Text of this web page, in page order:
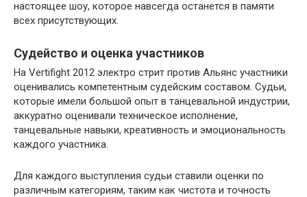
настоящее шоу, которое навсегда останется в памяти
всех присутствующих.
Судейство и оценка участников
На Vertifight 2012 электро стрит против Альянс участники
оценивались компетентным судейским составом. Судьи,
которые имели большой опыт в танцевальной индустрии,
аккуратно оценивали техническое исполнение,
танцевальные навыки, креативность и эмоциональность
каждого участника.
Для каждого выступления судьи ставили оценки по
различным категориям, таким как чистота и точность